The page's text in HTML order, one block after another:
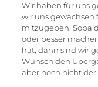
Wir haben für uns
wir uns gewachsen
mitzugeben.
oder besser
hat, dann sind wir
Wunsch den
aber noch nicht der